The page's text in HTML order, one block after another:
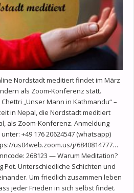
Nordstadt meditiert findet im März
als Zoom-Konferenz statt.
„Unser Mann in Kathmandu“ –
in Nepal, die Nordstadt meditiert
als Zoom-Konferenz. Anmeldung
+49 176 20624547 (whatsapp)
us04web.zoom.us/j/6840814777…
268123 — Warum Meditation?
Pot. Unterschiedliche Schichten und
Um friedlich zusammen leben
jeder Frieden in sich selbst findet.